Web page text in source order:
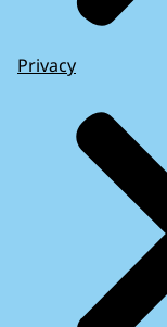
Privacy